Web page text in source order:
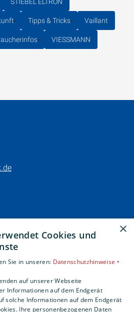
STIEBEL ELTRON
Tipps & Tricks Vaillant
VIESSMANN
×
Cookies und
Sie in unseren: Datenschutzhinweise •
auf unserer Webseite
Informationen auf dem Endgerät
solche Informationen auf dem Endgerät
Ihre personenbezogenen Daten